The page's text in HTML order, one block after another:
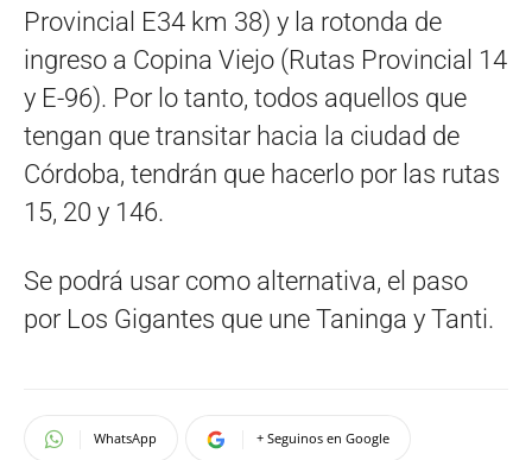
Provincial E34 km 38) y la rotonda de
ingreso a Copina Viejo (Rutas Provincial 14
y E-96). Por lo tanto, todos aquellos que
tengan que transitar hacia la ciudad de
Córdoba, tendrán que hacerlo por las rutas
15, 20 y 146.
Se podrá usar como alternativa, el paso
por Los Gigantes que une Taninga y Tanti.
WhatsApp + Seguinos en Google